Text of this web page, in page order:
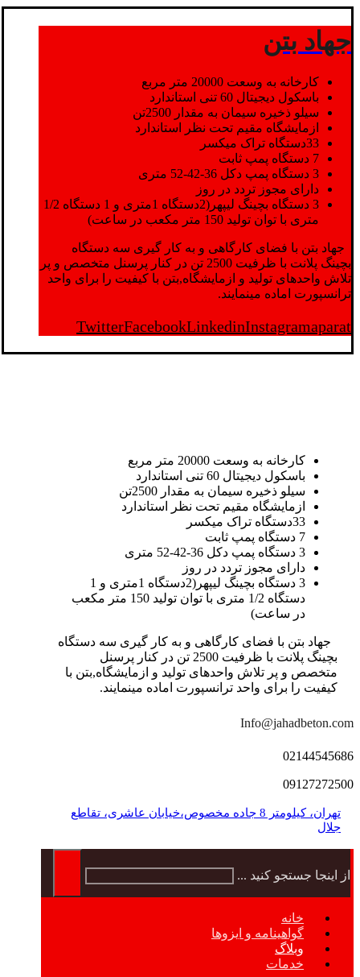
جهاد بتن
کارخانه به وسعت 20000 متر مربع
باسکول دیجیتال 60 تنی استاندارد
سیلو ذخیره سیمان به مقدار 2500تن
ازمایشگاه مقیم تحت نظر استاندارد
33دستگاه تراک میکسر
7 دستگاه پمپ ثابت
3 دستگاه پمپ دکل 36-42-52 متری
دارای مجوز تردد در روز
3 دستگاه بچینگ لیپهر(2دستگاه 1متری و 1 دستگاه 1/2
متری با توان تولید 150 متر مکعب در ساعت)
جهاد بتن با فضای کارگاهی و به کار گیری سه دستگاه
بچینگ پلانت با ظرفیت 2500 تن در کنار پرسنل متخصص و پر
تلاش واحدهای تولید و ازمایشگاه,بتن با کیفیت را برای واحد
ترانسپورت اماده مینمایند.
TwitterFacebookLinkedinInstagramaparat
کارخانه به وسعت 20000 متر مربع
باسکول دیجیتال 60 تنی استاندارد
سیلو ذخیره سیمان به مقدار 2500تن
ازمایشگاه مقیم تحت نظر استاندارد
33دستگاه تراک میکسر
7 دستگاه پمپ ثابت
3 دستگاه پمپ دکل 36-42-52 متری
دارای مجوز تردد در روز
3 دستگاه بچینگ لیپهر(2دستگاه 1متری و 1
دستگاه 1/2 متری با توان تولید 150 متر مکعب
در ساعت)
جهاد بتن با فضای کارگاهی و به کار گیری سه دستگاه
بچینگ پلانت با ظرفیت 2500 تن در کنار پرسنل
متخصص و پر تلاش واحدهای تولید و ازمایشگاه,بتن با
کیفیت را برای واحد ترانسپورت اماده مینمایند.
Info@jahadbeton.com
02144545686
09127272500
تهران، کیلومتر 8 جاده مخصوص،خیابان عاشری، تقاطع
جلال
از اینجا جستجو کنید ...
خانه
گواهینامه و ایزوها
وبلاگ
خدمات